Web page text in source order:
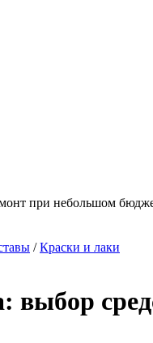
при небольшом
/Краски и лаки
выбор